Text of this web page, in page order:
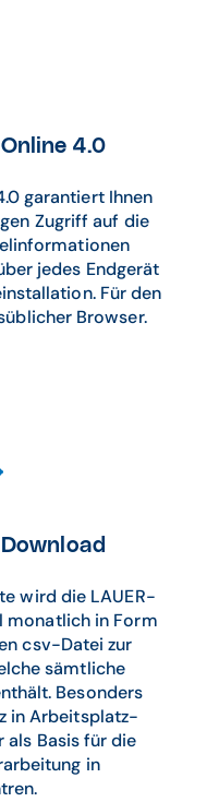
4.0
garantiert Ihnen
Zugriff auf die
jedes Endgerät
Für den
Browser.
wird die LAUER-
monatlich in Form
csv-Datei zur
sämtliche
Besonders
in Arbeitsplatz-
als Basis für die
in